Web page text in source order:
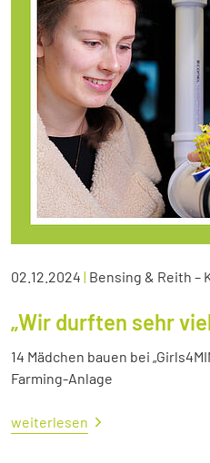
02.12.2024 | Bensing & Reith –
„Wir durften sehr
14 Mädchen bauen bei
Farming-Anlage
weiterlesen